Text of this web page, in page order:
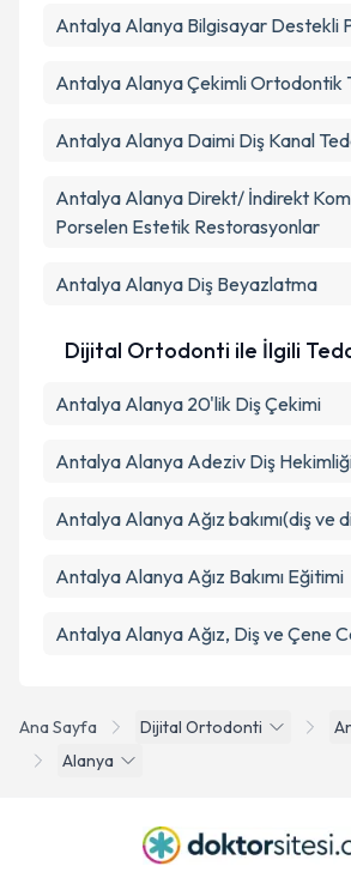
Ana Sayfa Dijital Ortodonti
Alanya
Antalya Alanya Bilgisayar Destekli
Antalya Alanya Çekimli Ortodontik
Antalya Alanya Daimi Diş Kanal
Antalya Alanya Direkt/ İndirekt
Porselen Estetik Restorasyonlar
Antalya Alanya Diş Beyazlatma
Dijital Ortodonti ile İlgili
Antalya Alanya 20'lik Diş Çekimi
Antalya Alanya Adeziv Diş
Antalya Alanya Ağız bakımı(diş ve
Antalya Alanya Ağız Bakımı Eğitimi
Antalya Alanya Ağız, Diş ve Çene